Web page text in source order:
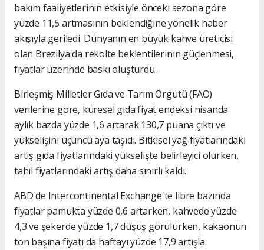
bakım faaliyetlerinin etkisiyle önceki sezona göre
yüzde 11,5 artmasının beklendiğine yönelik haber
akışıyla geriledi. Dünyanın en büyük kahve üreticisi
olan Brezilya'da rekolte beklentilerinin güçlenmesi,
fiyatlar üzerinde baskı oluşturdu.
Birleşmiş Milletler Gıda ve Tarım Örgütü (FAO)
verilerine göre, küresel gıda fiyat endeksi nisanda
aylık bazda yüzde 1,6 artarak 130,7 puana çıktı ve
yükselişini üçüncü aya taşıdı. Bitkisel yağ fiyatlarındaki
artış gıda fiyatlarındaki yükselişte belirleyici olurken,
tahıl fiyatlarındaki artış daha sınırlı kaldı.
ABD'de Intercontinental Exchange'te libre bazında
fiyatlar pamukta yüzde 0,6 artarken, kahvede yüzde
4,3 ve şekerde yüzde 1,7 düşüş görülürken, kakaonun
ton başına fiyatı da haftayı yüzde 17,9 artışla